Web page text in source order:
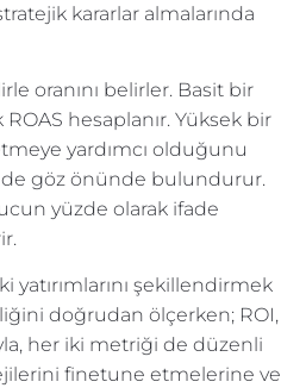
kararlar almalarında
oranını belirler. Basit bir
hesaplanır. Yüksek bir
yardımcı olduğunu
de göz önünde bulundurur.
yüzde olarak ifade
şekillendirmek
doğrudan ölçerken; ROI,
her iki metriği de düzenli
finetune etmelerine ve